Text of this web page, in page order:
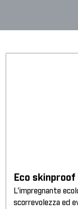
Eco skinproof
L'impregnante
scorrevolezza ed